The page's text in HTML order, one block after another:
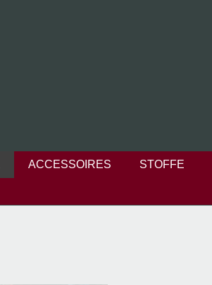
ACCESSOIRES STOFFE